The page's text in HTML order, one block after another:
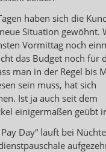
haben sich die
Situation gewöhnt.
Vormittag noch
das Budget noch für
man in der Regel bis
sein muss, hat sich
Ist ja auch seit dem
einigermaßen geübt
Day“ läuft bei